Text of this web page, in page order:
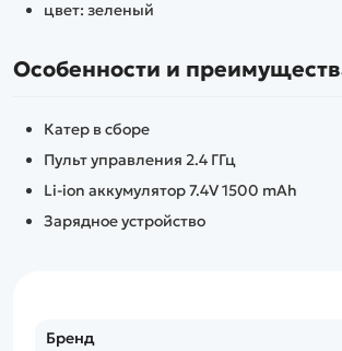
цвет: зеленый
Особенности и
Катер в сборе
Пульт управления 2.4 ГГц
Li-ion аккумулятор 7.4V 1500 mAh
Зарядное устройство
Бренд